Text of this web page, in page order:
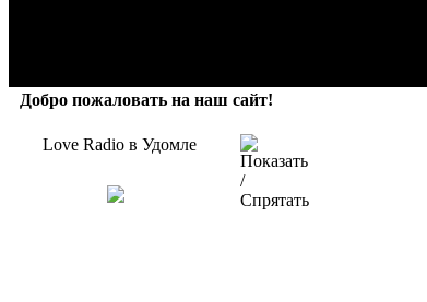
Добро пожаловать на наш сайт!
Love Radio в Удомле